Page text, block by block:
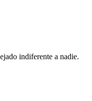
indiferente a nadie.